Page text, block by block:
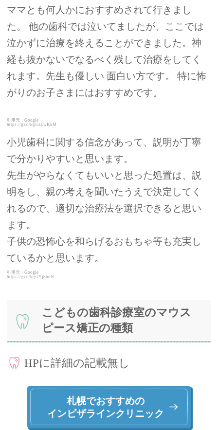
ママとも何人かにおすすめされて行きまし
た。 他の歯科では泣いてましたが、ここでは
泣かずに治療を終えることができました。神
経も抜かないでなるべく残して治療をしてく
れます。先生も優しい 面白い方です。 特に怖
がりのお子さまにはおすすめです。
引用元：Google
https://g.co/kgs/aEwKkM
小児歯科に関する信念があって、説明が丁寧
で分かりやすいと思います。
先生がやらなくてもいいと思った処置は、説
明をし、親の考えを聞いたうえで決定してく
れるので、適切な治療法を選択できると思い
ます。
子供の恐怖心を和らげるおもちゃ等も充実し
ているかと思います。
引用元：Google
https://g.co/kgs/Yj8huN
こどもの歯科診療室のマウス
ピース矯正の種類
HPに詳細の記載無し
札幌でおすすめの
インビザラインクリニック